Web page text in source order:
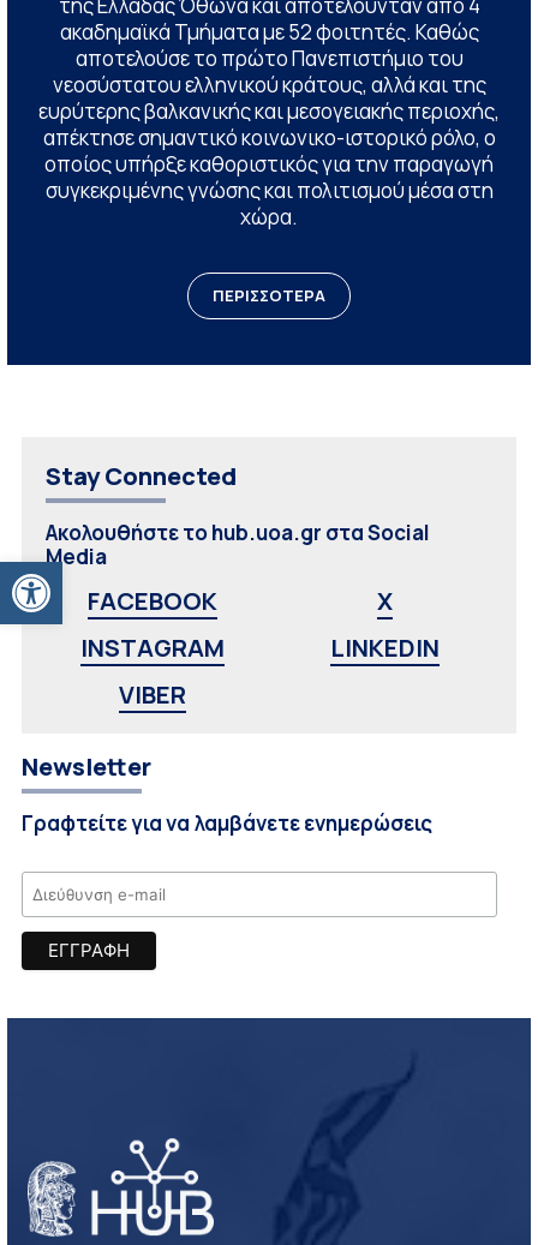
Ανοίξτε τη γραμμή εργαλείων
της Ελλάδας Όθωνα και αποτελούνταν από 4
ακαδημαϊκά Τμήματα με 52 φοιτητές. Καθώς
αποτελούσε το πρώτο Πανεπιστήμιο του
νεοσύστατου ελληνικού κράτους, αλλά και της
ευρύτερης βαλκανικής και μεσογειακής περιοχής,
απέκτησε σημαντικό κοινωνικο-ιστορικό ρόλο, ο
οποίος υπήρξε καθοριστικός για την παραγωγή
συγκεκριμένης γνώσης και πολιτισμού μέσα στη
χώρα.
ΠΕΡΙΣΣΟΤΕΡΑ
Stay Connected
Ακολουθήστε το hub.uoa.gr στα Social
Media
FACEBOOK
X
INSTAGRAM
LINKEDIN
VIBER
Newsletter
Γραφτείτε για να λαμβάνετε ενημερώσεις